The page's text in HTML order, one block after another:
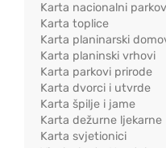
Karta nacionalni
Karta toplice
Karta planinarski
Karta planinski vrhovi
Karta parkovi prirode
Karta dvorci i utvrde
Karta špilje i jame
Karta dežurne ljekarne
Karta svjetionici